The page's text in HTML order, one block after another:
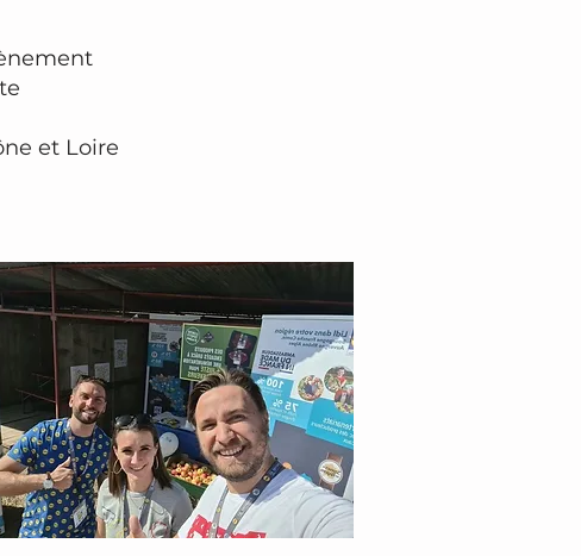
et Loire